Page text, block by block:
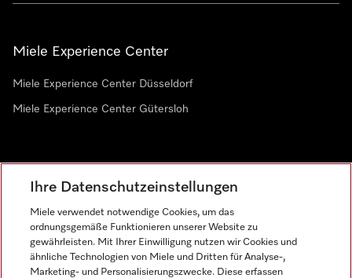
Miele Experience Center
Miele Experience Center Düsseldorf
Miele Experience Center Gütersloh
Ihre Datenschutzeinstellungen
Miele verwendet notwendige Cookies, um das
ordnungsgemäße Funktionieren unserer Website zu
gewährleisten. Mit Ihrer Einwilligung nutzen wir Cookies und
ähnliche Technologien von Miele und Dritten für Analyse-,
Marketing- und Personalisierungszwecke. Diese erfassen